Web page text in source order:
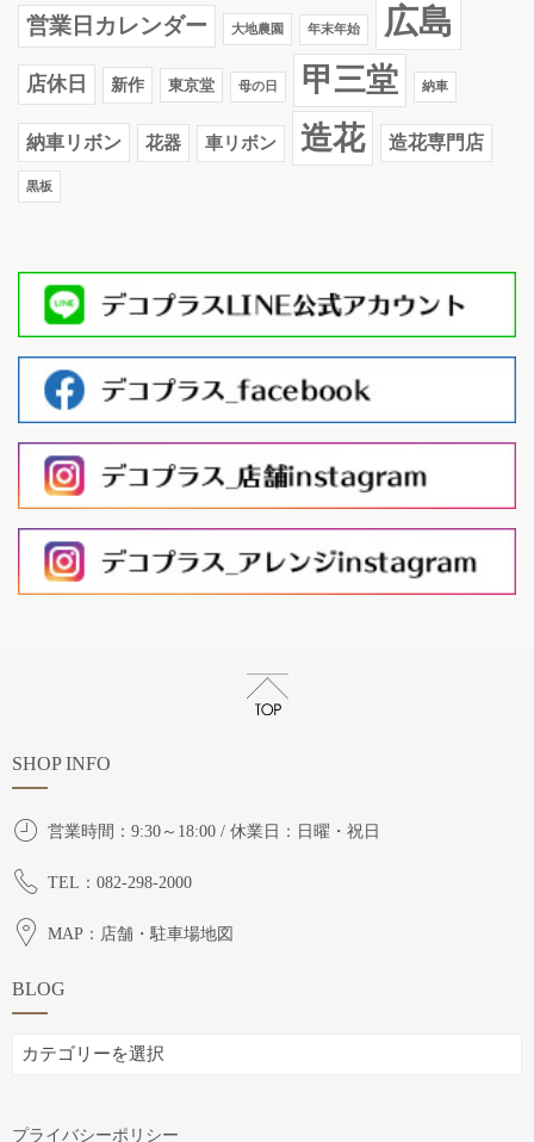
営業日カレンダー 大地農園 年末年始 広島
店休日 新作 東京堂 母の日 甲三堂 納車
納車リボン 花器 車リボン 造花 造花専門店
黒板
SHOP INFO
営業時間：9:30～18:00 / 休業日：日曜・祝日
TEL：082-298-2000
MAP：店舗・駐車場地図
BLOG
BLOG
プライバシーポリシー